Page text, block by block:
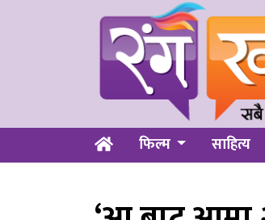
फिल्म साहित्य